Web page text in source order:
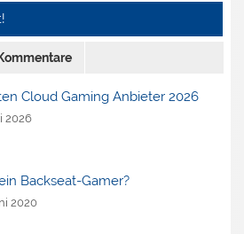
Kommentare
Cloud Gaming Anbieter 2026
2026
Backseat-Gamer?
2020